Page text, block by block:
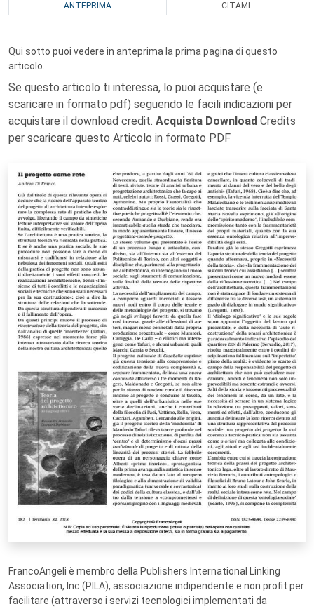
ANTEPRIMA CITAMI
Qui sotto puoi vedere in anteprima la prima pagina di questo
articolo.
Se questo articolo ti interessa, lo puoi acquistare (e
scaricare in formato pdf) seguendo le facili indicazioni per
acquistare il download credit. Acquista Download Credits
per scaricare questo Articolo in formato PDF
FrancoAngeli è membro della Publishers International Linking
Association, Inc (PILA), associazione indipendente e non profit per
facilitare (attraverso i servizi tecnologici implementati da